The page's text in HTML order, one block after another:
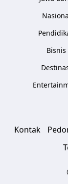
Bisnis
Kontak